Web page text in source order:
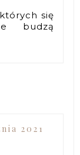
się
budzą
2021